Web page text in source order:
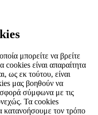
μπορείτε να βρείτε
είναι απαραίτητα
ως εκ τούτου, είναι
μας βοηθούν να
σύμφωνα με τις
Τα cookies
κατανοήσουμε τον τρόπο